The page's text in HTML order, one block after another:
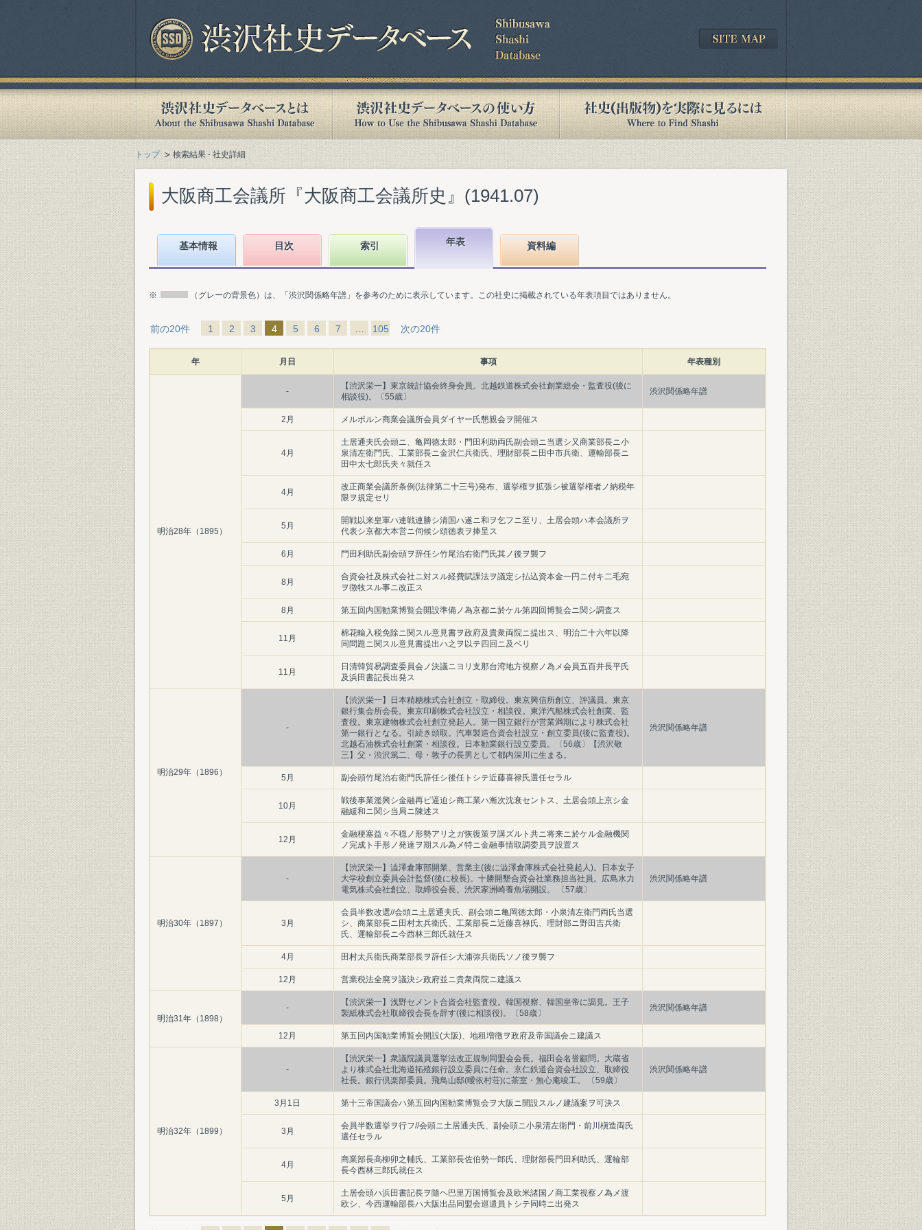
トップ 検索結果 - 社史詳細
大阪商工会議所『大阪商工会議所史』(1941.07)
基本情報 目次 索引 年表 資料編
※ （グレーの背景色）は、「渋沢関係略年譜」を参考のために表示しています。この社史に掲載されている年表項目ではありません。
前の20件 1 2 3 4 5 6 7 105 次の20件
年 月日 事項 年表種別
明治28年（1895）
-
【渋沢栄一】東京統計協会終身会員。北越鉄道株式会社創業総会・監査役(後に
相談役)。〔55歳〕
渋沢関係略年譜
2月 メルボルン商業会議所会員ダイヤー氏懇親会ヲ開催ス
4月
土居通夫氏会頭ニ、亀岡徳太郎・門田利助両氏副会頭ニ当選シ又商業部長ニ小
泉清左衛門氏、工業部長ニ金沢仁兵衛氏、理財部長ニ田中市兵衛、運輸部長ニ
田中太七郎氏夫々就任ス
4月
改正商業会議所条例(法律第二十三号)発布、選挙権ヲ拡張シ被選挙権者ノ納税年
限ヲ規定セリ
5月
開戦以来皇軍ハ連戦連勝シ清国ハ遂ニ和ヲ乞フニ至リ、土居会頭ハ本会議所ヲ
代表シ京都大本営ニ伺候シ頌徳表ヲ捧呈ス
6月 門田利助氏副会頭ヲ辞任シ竹尾治右衛門氏其ノ後ヲ襲フ
8月
合資会社及株式会社ニ対スル経費賦課法ヲ議定シ払込資本金一円ニ付キ二毛宛
ヲ徴牧スル事ニ改正ス
8月 第五回内国勧業博覧会開設準備ノ為京都ニ於ケル第四回博覧会ニ関シ調査ス
11月
棉花輸入税免除ニ関スル意見書ヲ政府及貴衆両院ニ提出ス、明治二十六年以降
同問題ニ関スル意見書提出ハ之ヲ以テ四回ニ及ベリ
11月
日清韓貿易調査委員会ノ決議ニヨリ支那台湾地方視察ノ為メ会員五百井長平氏
及浜田書記長出発ス
明治29年（1896）
-
【渋沢栄一】日本精糖株式会社創立・取締役。東京興信所創立、評議員。東京
銀行集会所会長。東京印刷株式会社設立・相談役。東洋汽船株式会社創業、監
査役。東京建物株式会社創立発起人。第一国立銀行が営業満期により株式会社
第一銀行となる。引続き頭取。汽車製造合資会社設立・創立委員(後に監査役)。
北越石油株式会社創業・相談役。日本勧業銀行設立委員。〔56歳〕【渋沢敬
三】父・渋沢篤二、母・敦子の長男として都内深川に生まる。
渋沢関係略年譜
5月 副会頭竹尾治右衛門氏辞任シ後任トシテ近藤喜禄氏選任セラル
10月
戦後事業濫興シ金融再ビ逼迫シ商工業ハ漸次沈衰セントス、土居会頭上京シ金
融緩和ニ関シ当局ニ陳述ス
12月
金融梗塞益々不穏ノ形勢アリ之ガ恢復策ヲ講ズルト共ニ将来ニ於ケル金融機関
ノ完成ト手形ノ発達ヲ期スル為メ特ニ金融事情取調委員ヲ設置ス
明治30年（1897）
-
【渋沢栄一】澁澤倉庫部開業、営業主(後に澁澤倉庫株式会社発起人)。日本女子
大学校創立委員会計監督(後に校長)。十勝開墾合資会社業務担当社員。広島水力
電気株式会社創立、取締役会長。渋沢家洲崎養魚場開設。 〔57歳〕
渋沢関係略年譜
3月
会員半数改選//会頭ニ土居通夫氏、副会頭ニ亀岡徳太郎・小泉清左衛門両氏当選
シ、商業部長ニ田村太兵衛氏、工業部長ニ近藤喜禄氏、理財部ニ野田吉兵衛
氏、運輸部長ニ今西林三郎氏就任ス
4月 田村太兵衛氏商業部長ヲ辞任シ大浦弥兵衛氏ソノ後ヲ襲フ
12月 営業税法全廃ヲ議決シ政府並ニ貴衆両院ニ建議ス
明治31年（1898）
-
【渋沢栄一】浅野セメント合資会社監査役。韓国視察、韓国皇帝に謁見。王子
製紙株式会社取締役会長を辞す(後に相談役)。〔58歳〕
渋沢関係略年譜
12月 第五回内国勧業博覧会開設(大阪)、地租増徴ヲ政府及帝国議会ニ建議ス
明治32年（1899）
-
【渋沢栄一】衆議院議員選挙法改正規制同盟会会長。福田会名誉顧問。大蔵省
より株式会社北海道拓殖銀行設立委員に任命。京仁鉄道合資会社設立、取締役
社長。銀行倶楽部委員。飛鳥山邸(曖依村荘)に茶室・無心庵竣工。 〔59歳〕
渋沢関係略年譜
3月1日 第十三帝国議会ハ第五回内国勧業博覧会ヲ大阪ニ開設スルノ建議案ヲ可決ス
3月
会員半数選挙ヲ行フ//会頭ニ土居通夫氏、副会頭ニ小泉清左衛門・前川槇造両氏
選任セラル
4月
商業部長高柳卯之輔氏、工業部長佐伯勢一郎氏、理財部長門田利助氏、運輪部
長今西林三郎氏就任ス
5月
土居会頭ハ浜田書記長ヲ隨ヘ巴里万国博覧会及欧米諸国ノ商工業視察ノ為メ渡
欧シ、今西運輸部長ハ大阪出品同盟会巡遣員トシテ同時ニ出発ス